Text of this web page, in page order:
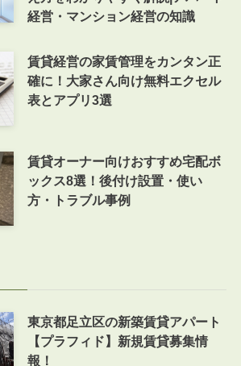
経営・マンション経営の知識
賃貸経営の家賃管理をカンタン正
確に！大家さん向け無料エクセル
表とアプリ3選
賃貸オーナー向けおすすめ宅配ボ
ックス8選！後付け設置・使い
方・トラブル事例
東京都足立区の新築賃貸アパート
【プラフィド】新規賃貸募集情
報！